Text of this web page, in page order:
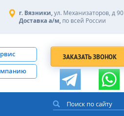
г. Вязники,ул. Механизаторов, д 90
Доставка а/м, по всей России
ЗАКАЗАТЬ ЗВОНОК